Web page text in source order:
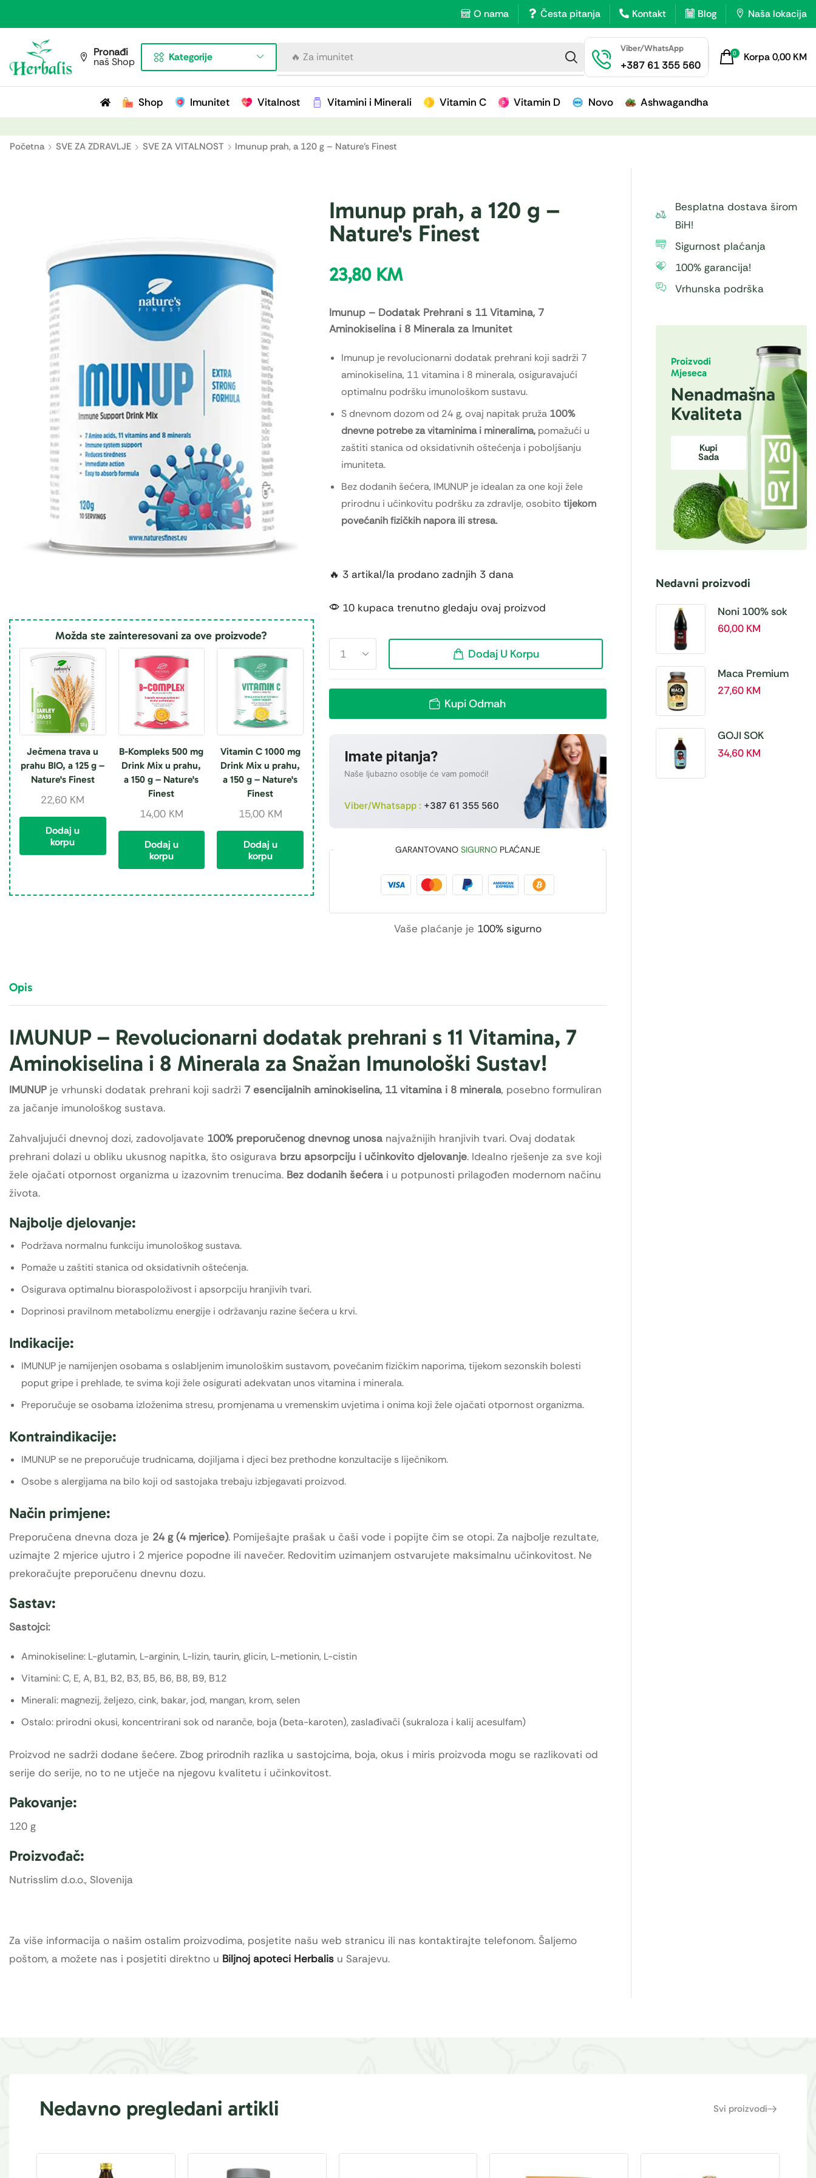
O nama Česta pitanja Kontakt Blog Naša lokacija
Pronađi
naš Shop Kategorije 🔥 Za imunitet
Viber/WhatsApp
+387 61 355 560
0 Korpa0,00 KM
Shop Imunitet Vitalnost Vitamini i Minerali Vitamin C Vitamin D Novo Ashwagandha
Početna SVE ZA ZDRAVLJE SVE ZA VITALNOST Imunup prah, a 120 g – Nature's Finest
Možda ste zainteresovani za ove proizvode?
Ječmena trava u
prahu BIO, a 125 g –
Nature's Finest
22,60 KM
Dodaj u
korpu
B-Kompleks 500 mg
Drink Mix u prahu,
a 150 g – Nature's
Finest
14,00 KM
Dodaj u
korpu
Vitamin C 1000 mg
Drink Mix u prahu,
a 150 g – Nature's
Finest
15,00 KM
Dodaj u
korpu
Imunup prah, a 120 g –
Nature's Finest
23,80 KM
Imunup – Dodatak Prehrani s 11 Vitamina, 7
Aminokiselina i 8 Minerala za Imunitet
Imunup je revolucionarni dodatak prehrani koji sadrži 7
aminokiselina, 11 vitamina i 8 minerala, osiguravajući
optimalnu podršku imunološkom sustavu.
S dnevnom dozom od 24 g, ovaj napitak pruža 100%
dnevne potrebe za vitaminima i mineralima,pomažući u
zaštiti stanica od oksidativnih oštećenja i poboljšanju
imuniteta.
Bez dodanih šećera, IMUNUP je idealan za one koji žele
prirodnu i učinkovitu podršku za zdravlje, osobito tijekom
povećanih fizičkih napora ili stresa.
🔥 3 artikal/la prodano zadnjih 3 dana
10 kupaca trenutno gledaju ovaj proizvod
Dodaj U Korpu
Kupi Odmah
Imate pitanja?
Naše ljubazno osoblje će vam pomoći!
Viber/Whatsapp : +387 61 355 560
GARANTOVANO SIGURNOPLAĆANJE
Vaše plaćanje je 100% sigurno
Opis
IMUNUP – Revolucionarni dodatak prehrani s 11 Vitamina, 7
Aminokiselina i 8 Minerala za Snažan Imunološki Sustav!
IMUNUP je vrhunski dodatak prehrani koji sadrži 7 esencijalnih aminokiselina, 11 vitamina i 8 minerala, posebno formuliran
za jačanje imunološkog sustava.
Zahvaljujući dnevnoj dozi, zadovoljavate 100% preporučenog dnevnog unosa najvažnijih hranjivih tvari. Ovaj dodatak
prehrani dolazi u obliku ukusnog napitka, što osigurava brzu apsorpciju i učinkovito djelovanje. Idealno rješenje za sve koji
žele ojačati otpornost organizma u izazovnim trenucima. Bez dodanih šećera i u potpunosti prilagođen modernom načinu
života.
Najbolje djelovanje:
Podržava normalnu funkciju imunološkog sustava.
Pomaže u zaštiti stanica od oksidativnih oštećenja.
Osigurava optimalnu bioraspoloživost i apsorpciju hranjivih tvari.
Doprinosi pravilnom metabolizmu energije i održavanju razine šećera u krvi.
Indikacije:
IMUNUP je namijenjen osobama s oslabljenim imunološkim sustavom, povećanim fizičkim naporima, tijekom sezonskih bolesti
poput gripe i prehlade, te svima koji žele osigurati adekvatan unos vitamina i minerala.
Preporučuje se osobama izloženima stresu, promjenama u vremenskim uvjetima i onima koji žele ojačati otpornost organizma.
Kontraindikacije:
IMUNUP se ne preporučuje trudnicama, dojiljama i djeci bez prethodne konzultacije s liječnikom.
Osobe s alergijama na bilo koji od sastojaka trebaju izbjegavati proizvod.
Način primjene:
Preporučena dnevna doza je 24 g (4 mjerice). Pomiješajte prašak u čaši vode i popijte čim se otopi. Za najbolje rezultate,
uzimajte 2 mjerice ujutro i 2 mjerice popodne ili navečer. Redovitim uzimanjem ostvarujete maksimalnu učinkovitost. Ne
prekoračujte preporučenu dnevnu dozu.
Sastav:
Sastojci:
Aminokiseline: L-glutamin, L-arginin, L-lizin, taurin, glicin, L-metionin, L-cistin
Vitamini: C, E, A, B1, B2, B3, B5, B6, B8, B9, B12
Minerali: magnezij, željezo, cink, bakar, jod, mangan, krom, selen
Ostalo: prirodni okusi, koncentrirani sok od naranče, boja (beta-karoten), zaslađivači (sukraloza i kalij acesulfam)
Proizvod ne sadrži dodane šećere. Zbog prirodnih razlika u sastojcima, boja, okus i miris proizvoda mogu se razlikovati od
serije do serije, no to ne utječe na njegovu kvalitetu i učinkovitost.
Pakovanje:
120 g
Proizvođač:
Nutrisslim d.o.o., Slovenija
Za više informacija o našim ostalim proizvodima, posjetite našu web stranicu ili nas kontaktirajte telefonom. Šaljemo
poštom, a možete nas i posjetiti direktno u Biljnoj apoteci Herbalis u Sarajevu.
Besplatna dostava širom
BiH!
Sigurnost plaćanja
100% garancija!
Vrhunska podrška
Proizvodi
Mjeseca
Nenadmašna
Kvaliteta
Kupi
Sada
Nedavni proizvodi
Noni 100% sok
BIO, a 1L – Hanoju
60,00 KM
Maca Premium
BIO 500 mg
27,60 KM
GOJI SOK
PREMIUM 100% a
34,60 KM
Nedavno pregledani artikli Svi proizvodi